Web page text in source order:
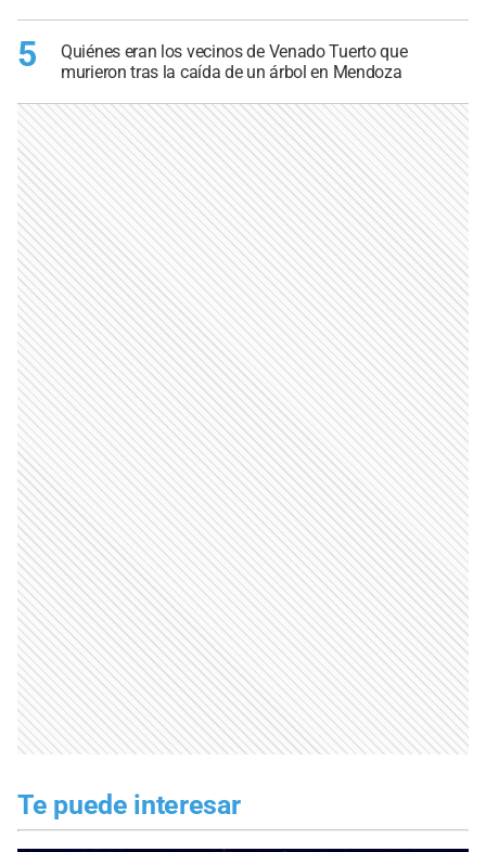
5
Quiénes eran los vecinos de Venado Tuerto que
murieron tras la caída de un árbol en Mendoza
Te puede interesar